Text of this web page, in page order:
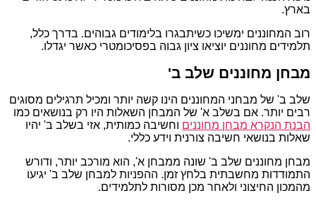
בארץ.
רוב המחוננים ימשיכו כשיתבגרו בלימודים גבוהים. בדרך כלל,
תלמידים מחוננים יוציאו ציון גבוה בפסיכומטרי כאשר יגדלו.
מבחן מחוננים שלב ב'
שלב ב' של מבחני המחוננים הינו קשה יותר ומכיל תרגילים מסוגים
רבים יותר. אם בשלב א' של המבחן השאלות היו רק בנושאים כמו
הבנת הנקרא מבחן מחוננים וחשיבה כמותית, אזי בשלב ב' יהיו
שאלות בנושאי חשיבה צורנית וידע כללי.
מבחן מחוננים שלב ב' שונה ממבחן א', הוא מורכב יותר, ודורש
התמודדות מחשבתית בלחץ זמן. ההפניות למבחן שלב ב' יגיעו
מהמכון החיצוני ולאחר מכן מסורות לתלמידים.